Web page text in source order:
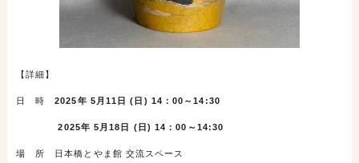
【詳細】
日 時2025年 5月11日 (日) 14：00～14:30
2025年 5月18日 (日) 14：00～14:30
場 所 日本橋とやま館 交流スペース